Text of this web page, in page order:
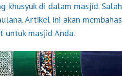
khusyuk di dalam masjid.
. Artikel ini akan
untuk masjid Anda.